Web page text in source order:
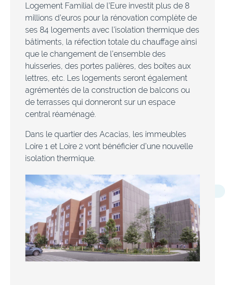
Logement Familial de l’Eure investit plus de 8
millions d’euros pour la rénovation complète de
ses 84 logements avec l’isolation thermique des
bâtiments, la réfection totale du chauffage ainsi
que le changement de l’ensemble des
huisseries, des portes palières, des boîtes aux
lettres, etc. Les logements seront également
agrémentés de la construction de balcons ou
de terrasses qui donneront sur un espace
central réaménagé.
Dans le quartier des Acacias, les immeubles
Loire 1 et Loire 2 vont bénéficier d’une nouvelle
isolation thermique.